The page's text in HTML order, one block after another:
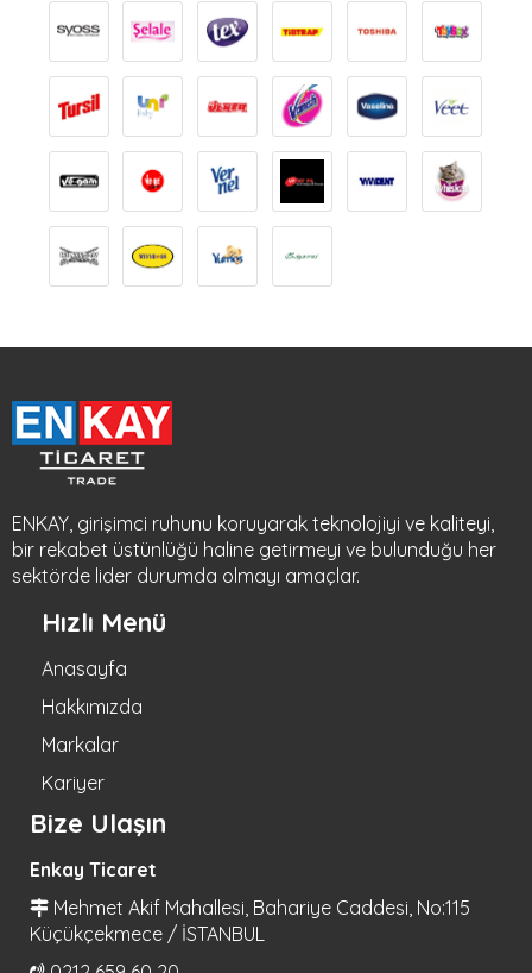
ENKAY, girişimci ruhunu koruyarak teknolojiyi ve kaliteyi,
bir rekabet üstünlüğü haline getirmeyi ve bulunduğu her
sektörde lider durumda olmayı amaçlar.
Hızlı Menü
Anasayfa
Hakkımızda
Markalar
Kariyer
Bize Ulaşın
Enkay Ticaret
Mehmet Akif Mahallesi, Bahariye Caddesi, No:115
Küçükçekmece / İSTANBUL